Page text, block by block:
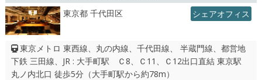
東京都 千代田区 シェアオフィス
東京メトロ 東西線、丸の内線、千代田線、 半蔵門線、都営地
下鉄 三田線、JR : 大手町駅 Ｃ8、Ｃ11、Ｃ12出口直結 東京駅
丸ノ内北口 徒歩5分（大手町駅から約78m）